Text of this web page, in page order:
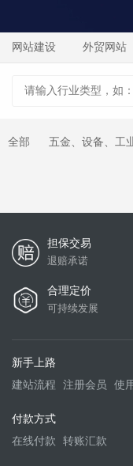
网站建设 外贸网站
全部 五金、设备、工
担保交易
退赔承诺
合理定价
可持续发展
新手上路
建站流程
注册会员 使
付款方式
在线付款
转账汇款